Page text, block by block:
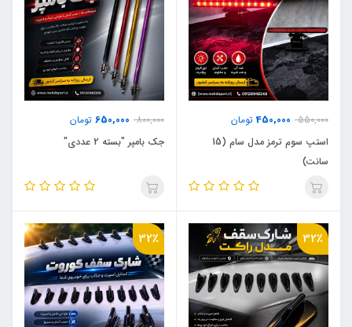
550,000
450,000تومان
استپ سوم ترمز مدل سام (15
سانت)
800,000
650,000 تومان
جک بامپر "بسته 2 عددی"
32٪ 32٪